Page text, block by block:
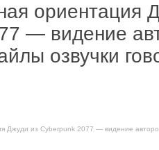
ориентация
— видение
озвучки
Джуди из Cyberpunk 2077 — видение